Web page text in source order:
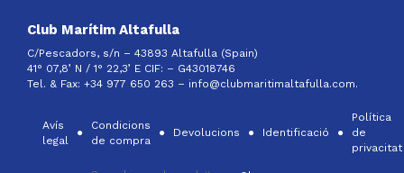
Club Marítim Altafulla
C/Pescadors, s/n – 43893 Altafulla (Spain)
41° 07,8’ N / 1° 22,3’ E CIF: – G43018746
Tel. & Fax: +34 977 650 263 – info@clubmaritimaltafulla.com.
Avís
legal
Condicions
de compra
Devolucions Identificació
Política
de
privacitat